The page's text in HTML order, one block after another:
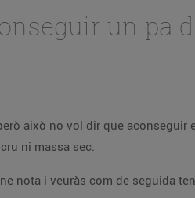
un pa
això no vol dir que
ni massa sec.
nota i veuràs com de seguida